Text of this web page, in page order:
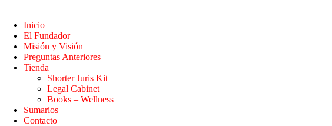
Inicio
El Fundador
Misión y Visión
Preguntas Anteriores
Tienda
Shorter Juris Kit
Legal Cabinet
Books – Wellness
Sumarios
Contacto